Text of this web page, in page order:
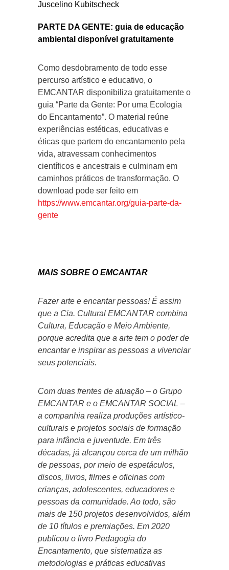
Juscelino Kubitscheck
PARTE DA GENTE: guia de educação
ambiental disponível gratuitamente
Como desdobramento de todo esse
percurso artístico e educativo, o
EMCANTAR disponibiliza gratuitamente o
guia “Parte da Gente: Por uma Ecologia
do Encantamento”. O material reúne
experiências estéticas, educativas e
éticas que partem do encantamento pela
vida, atravessam conhecimentos
científicos e ancestrais e culminam em
caminhos práticos de transformação. O
download pode ser feito em
https://www.emcantar.org/guia-parte-da-
gente
MAIS SOBRE O EMCANTAR
Fazer arte e encantar pessoas! É assim
que a Cia. Cultural EMCANTAR combina
Cultura, Educação e Meio Ambiente,
porque acredita que a arte tem o poder de
encantar e inspirar as pessoas a vivenciar
seus potenciais.
Com duas frentes de atuação – o Grupo
EMCANTAR e o EMCANTAR SOCIAL –
a companhia realiza produções artístico-
culturais e projetos sociais de formação
para infância e juventude. Em três
décadas, já alcançou cerca de um milhão
de pessoas, por meio de espetáculos,
discos, livros, filmes e oficinas com
crianças, adolescentes, educadores e
pessoas da comunidade. Ao todo, são
mais de 150 projetos desenvolvidos, além
de 10 títulos e premiações. Em 2020
publicou o livro Pedagogia do
Encantamento, que sistematiza as
metodologias e práticas educativas